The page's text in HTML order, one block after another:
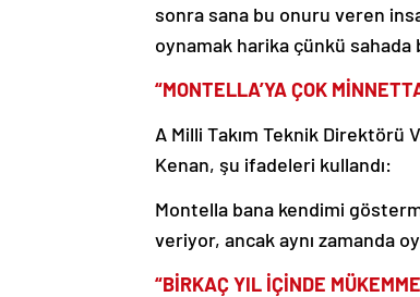
sonra sana bu onuru veren
oynamak harika çünkü
“MONTELLA’YA ÇOK
A Milli Takım Teknik Direktörü
Kenan, şu ifadeleri kullandı:
Montella bana kendimi
veriyor, ancak aynı zamanda
“BİRKAÇ YIL İÇİNDE